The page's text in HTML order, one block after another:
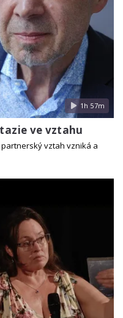
1h 57m
ve vztahu
vztah vzniká a